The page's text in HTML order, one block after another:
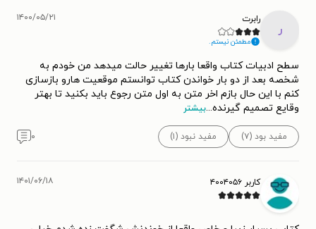
ر
رابرت
مطمئن نیستم.
۱۴۰۰/۰۵/۲۱
سطح ادبیات کتاب واقعا بارها تغییر حالت میدهد من خودم به
شخصه بعد از دو بار خواندن کتاب توانستم موقعیت هارو بازسازی
کنم با این حال بازم اخر متن به اول متن رجوع باید بکنید تا بهتر
وقایع تصمیم گیرنده...بیشتر
مفید بود (۷) مفید نبود (۱) ۰
کاربر ۴۰۰۴۰۵۶ ۱۴۰۱/۰۶/۱۸